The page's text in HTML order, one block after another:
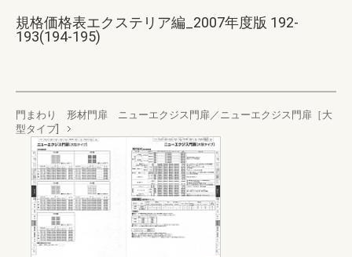
規格価格表エクステリア編_2007年度版 192-
193(194-195)
門まわり 形材門扉 ニューエクジス門扉／ニューエクジス門扉［大
型タイプ]